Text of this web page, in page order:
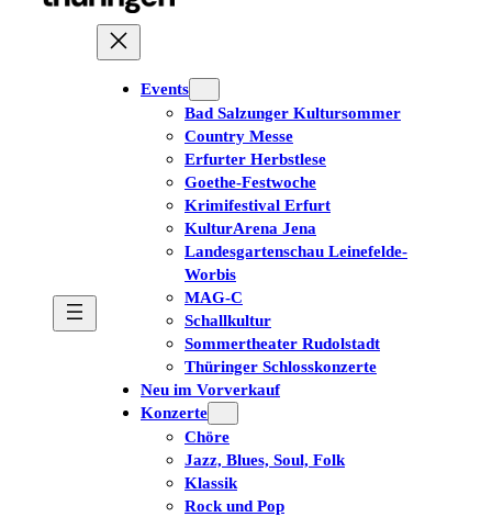
Events
Bad Salzunger Kultursommer
Country Messe
Erfurter Herbstlese
Goethe-Festwoche
Krimifestival Erfurt
KulturArena Jena
Landesgartenschau Leinefelde-
Worbis
MAG-C
Schallkultur
Sommertheater Rudolstadt
Thüringer Schlosskonzerte
Neu im Vorverkauf
Konzerte
Chöre
Jazz, Blues, Soul, Folk
Klassik
Rock und Pop
Tickets kaufen